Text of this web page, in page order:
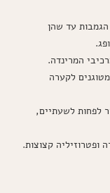
עד שהן
המרינדה.
לקערה
לפחות לשעתיים,
ופטרוזיליה קצוצות.